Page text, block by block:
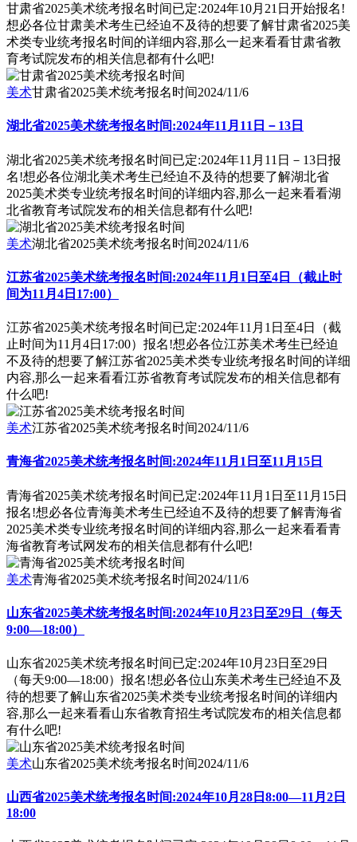
甘肃省2025美术统考报名时间已定:2024年10月21日开始报名!
想必各位甘肃美术考生已经迫不及待的想要了解甘肃省2025美
术类专业统考报名时间的详细内容,那么一起来看看甘肃省教
育考试院发布的相关信息都有什么吧!
美术甘肃省2025美术统考报名时间2024/11/6
湖北省2025美术统考报名时间:2024年11月11日－13日
湖北省2025美术统考报名时间已定:2024年11月11日－13日报
名!想必各位湖北美术考生已经迫不及待的想要了解湖北省
2025美术类专业统考报名时间的详细内容,那么一起来看看湖
北省教育考试院发布的相关信息都有什么吧!
美术湖北省2025美术统考报名时间2024/11/6
江苏省2025美术统考报名时间:2024年11月1日至4日（截止时
间为11月4日17:00）
江苏省2025美术统考报名时间已定:2024年11月1日至4日（截
止时间为11月4日17:00）报名!想必各位江苏美术考生已经迫
不及待的想要了解江苏省2025美术类专业统考报名时间的详细
内容,那么一起来看看江苏省教育考试院发布的相关信息都有
什么吧!
美术江苏省2025美术统考报名时间2024/11/6
青海省2025美术统考报名时间:2024年11月1日至11月15日
青海省2025美术统考报名时间已定:2024年11月1日至11月15日
报名!想必各位青海美术考生已经迫不及待的想要了解青海省
2025美术类专业统考报名时间的详细内容,那么一起来看看青
海省教育考试网发布的相关信息都有什么吧!
美术青海省2025美术统考报名时间2024/11/6
山东省2025美术统考报名时间:2024年10月23日至29日（每天
9:00—18:00）
山东省2025美术统考报名时间已定:2024年10月23日至29日
（每天9:00—18:00）报名!想必各位山东美术考生已经迫不及
待的想要了解山东省2025美术类专业统考报名时间的详细内
容,那么一起来看看山东省教育招生考试院发布的相关信息都
有什么吧!
美术山东省2025美术统考报名时间2024/11/6
山西省2025美术统考报名时间:2024年10月28日8:00—11月2日
18:00